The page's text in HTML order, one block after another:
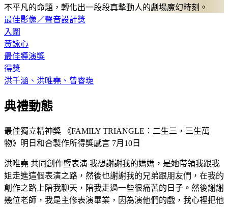
不平凡的命題，轉化出一段段真摯動人的劇場魔幻時刻。
最佳影像／聲音設計獎
入圍
黃詠心
最佳導演獎
得獎
洪千涵、洪唯堯、曾睿琁
典禮動態
最佳獨立精神獎 《FAMILY TRIANGLE：二生三，三生萬
物》明日和合製作所得獎感言 7月10日
洪唯堯 共同創作暨表演 我想謝謝我的媽媽，是她帶領我跟我
姐走進這個表演之路，然後也謝謝我的兄弟跟朋友們，在我的
創作之路上陪我聊天，陪我走過一些很痛苦的日子。然後謝謝
幾位老師，我是主修表演畢業，因為演他們的戲，我心裡把他